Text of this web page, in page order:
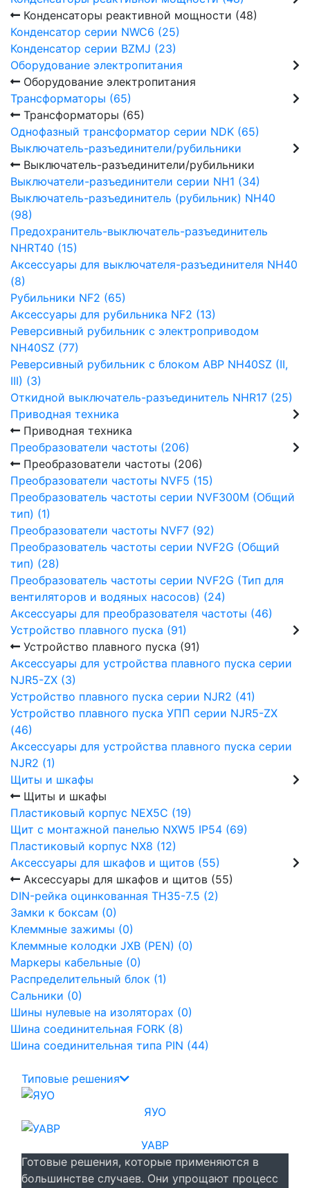
Конденсаторы реактивной мощности (48)
Конденсатор серии NWC6 (25)
Конденсатор серии BZMJ (23)
Оборудование электропитания
Оборудование электропитания
Трансформаторы (65)
Трансформаторы (65)
Однофазный трансформатор серии NDK (65)
Выключатель-разъединители/рубильники
Выключатель-разъединители/рубильники
Выключатели-разъединители серии NH1 (34)
Выключатель-разъединитель (рубильник) NH40
(98)
Предохранитель-выключатель-разъединитель
NHRT40 (15)
Аксессуары для выключателя-разъединителя NH40
(8)
Рубильники NF2 (65)
Аксессуары для рубильника NF2 (13)
Реверсивный рубильник с электроприводом
NH40SZ (77)
Реверсивный рубильник с блоком АВР NH40SZ (II,
III) (3)
Откидной выключатель-разъединитель NHR17 (25)
Приводная техника
Приводная техника
Преобразователи частоты (206)
Преобразователи частоты (206)
Преобразователи частоты NVF5 (15)
Преобразователь частоты серии NVF300M (Общий
тип) (1)
Преобразователи частоты NVF7 (92)
Преобразователь частоты серии NVF2G (Общий
тип) (28)
Преобразователь частоты серии NVF2G (Тип для
вентиляторов и водяных насосов) (24)
Аксессуары для преобразователя частоты (46)
Устройство плавного пуска (91)
Устройство плавного пуска (91)
Аксессуары для устройства плавного пуска серии
NJR5-ZX (3)
Устройство плавного пуска серии NJR2 (41)
Устройство плавного пуска УПП серии NJR5-ZX
(46)
Аксессуары для устройства плавного пуска серии
NJR2 (1)
Щиты и шкафы
Щиты и шкафы
Пластиковый корпус NEX5C (19)
Щит с монтажной панелью NXW5 IP54 (69)
Пластиковый корпус NX8 (12)
Аксессуары для шкафов и щитов (55)
Аксессуары для шкафов и щитов (55)
DIN-рейка оцинкованная TH35-7.5 (2)
Замки к боксам (0)
Клеммные зажимы (0)
Клеммные колодки JXB (PEN) (0)
Маркеры кабельные (0)
Распределительный блок (1)
Сальники (0)
Шины нулевые на изоляторах (0)
Шина соединительная FORK (8)
Шина соединительная типа PIN (44)
Типовые решения
ЯУО
УАВР
Готовые решения, которые применяются в
большинстве случаев. Они упрощают процесс